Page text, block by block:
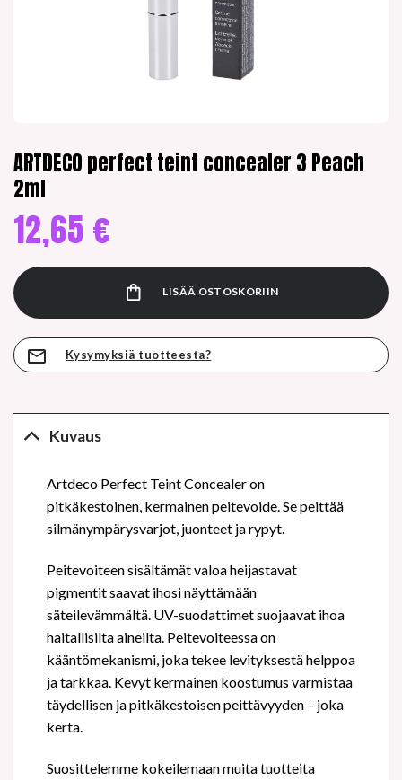
ARTDECO perfect teint concealer 3 Peach
2ml
12,65 €
LISÄÄ OSTOSKORIIN
Kysymyksiä tuotteesta?
Kuvaus
Artdeco Perfect Teint Concealer on
pitkäkestoinen, kermainen peitevoide. Se peittää
silmänympärysvarjot, juonteet ja rypyt.
Peitevoiteen sisältämät valoa heijastavat
pigmentit saavat ihosi näyttämään
säteilevämmältä. UV-suodattimet suojaavat ihoa
haitallisilta aineilta. Peitevoiteessa on
kääntömekanismi, joka tekee levityksestä helppoa
ja tarkkaa. Kevyt kermainen koostumus varmistaa
täydellisen ja pitkäkestoisen peittävyyden – joka
kerta.
Suosittelemme kokeilemaan muita tuotteita